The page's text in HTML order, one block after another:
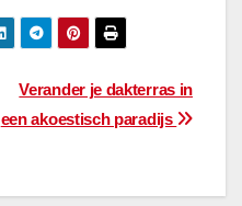
Verander je dakterras in
een akoestisch paradijs